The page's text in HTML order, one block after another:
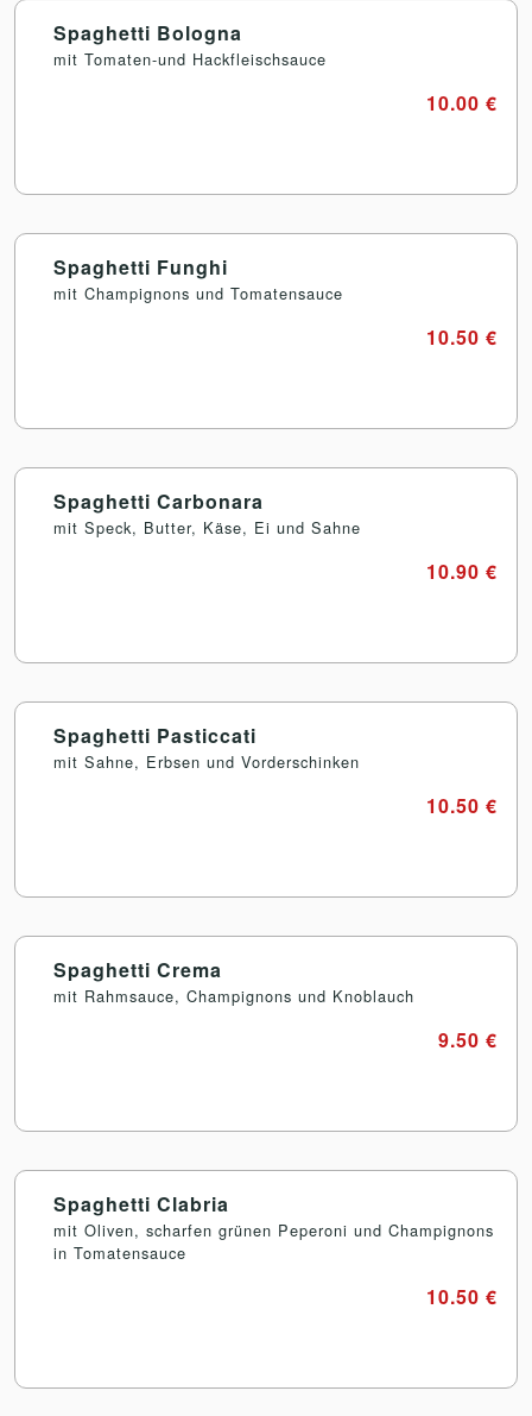
Spaghetti Bologna
mit Tomaten-und Hackfleischsauce
10.00 €
Spaghetti Funghi
mit Champignons und Tomatensauce
10.50 €
Spaghetti Carbonara
mit Speck, Butter, Käse, Ei und Sahne
10.90 €
Spaghetti Pasticcati
mit Sahne, Erbsen und Vorderschinken
10.50 €
Spaghetti Crema
mit Rahmsauce, Champignons und Knoblauch
9.50 €
Spaghetti Clabria
mit Oliven, scharfen grünen Peperoni und Champignons
in Tomatensauce
10.50 €